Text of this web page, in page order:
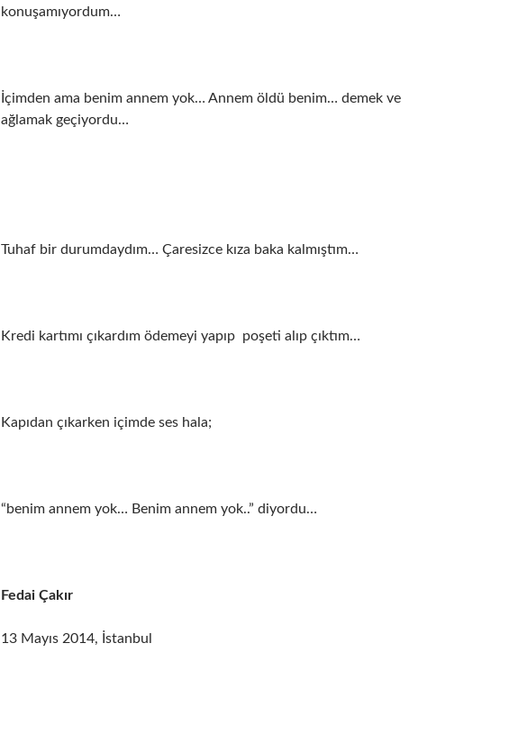
konuşamıyordum…
İçimden ama benim annem yok… Annem öldü benim… demek ve
ağlamak geçiyordu…
Tuhaf bir durumdaydım… Çaresizce kıza baka kalmıştım…
Kredi kartımı çıkardım ödemeyi yapıp poşeti alıp çıktım…
Kapıdan çıkarken içimde ses hala;
“benim annem yok… Benim annem yok..” diyordu…
Fedai Çakır
13 Mayıs 2014, İstanbul